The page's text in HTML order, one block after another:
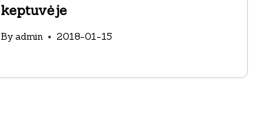
keptuvėje
By admin 2018-01-15